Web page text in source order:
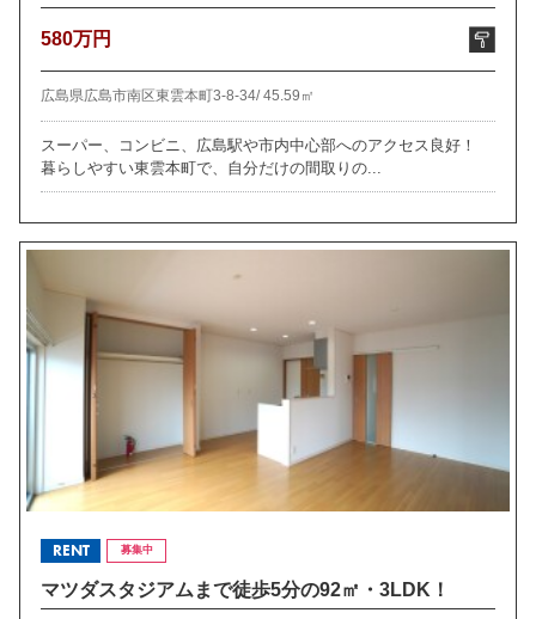
580万円
広島県広島市南区東雲本町3-8-34/45.59㎡
スーパー、コンビニ、広島駅や市内中心部へのアクセス良好！
暮らしやすい東雲本町で、自分だけの間取りの...
RENT 募集中
マツダスタジアムまで徒歩5分の92㎡・3LDK！